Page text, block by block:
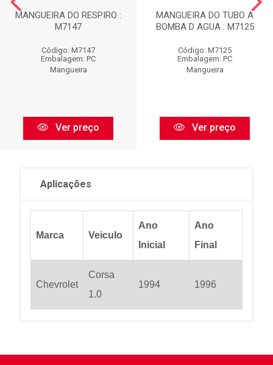
MANGUEIRA DO RESPIRO :
M7147
Código: M7147
Embalagem: PC
Mangueira
Ver preço
MANGUEIRA DO TUBO A
BOMBA D AGUA : M7125
Código: M7125
Embalagem: PC
Mangueira
Ver preço
Aplicações
Marca Veiculo
Ano
Inicial
Ano
Final
Chevrolet
Corsa
1.0
1994 1996